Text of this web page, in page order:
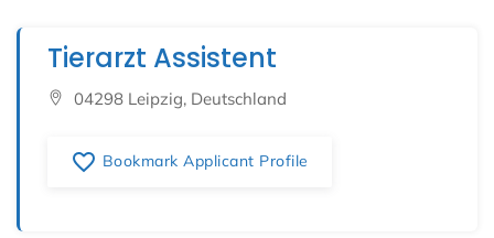
Tierarzt Assistent
04298 Leipzig, Deutschland
favorite_border Bookmark Applicant Profile